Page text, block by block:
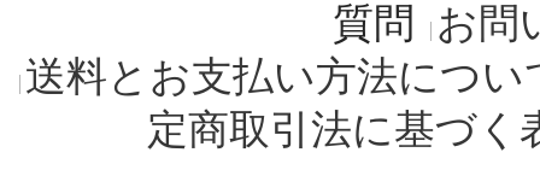
質問
お問
送料とお支払い方法につい
定商取引法に基づく